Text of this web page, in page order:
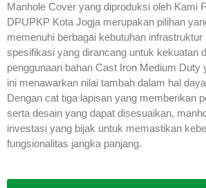
Manhole Cover yang diproduksi oleh Kami
DPUPKP Kota Jogja merupakan pilihan
memenuhi berbagai kebutuhan
spesifikasi yang dirancang untuk kekuatan
penggunaan bahan Cast Iron Medium Duty
ini menawarkan nilai tambah dalam hal
Dengan cat tiga lapisan yang memberikan
serta desain yang dapat disesuaikan,
investasi yang bijak untuk memastikan
fungsionalitas jangka panjang.